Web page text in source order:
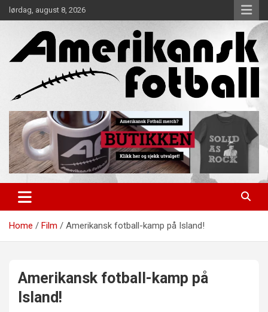
Skip
to
lørdag, august 8, 2026
Amerikansk Fotball
Home Film Amerikansk fotball-kamp på Island!
Amerikansk fotball-kamp på
Island!